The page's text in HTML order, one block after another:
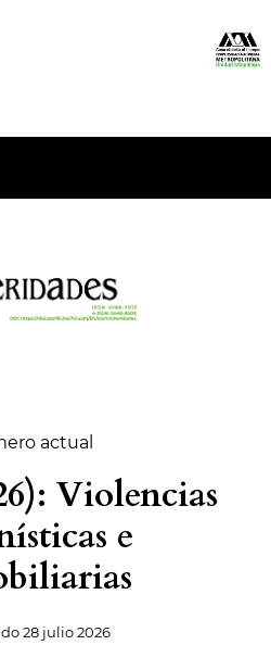
actual
Violencias
e
28 julio 2026